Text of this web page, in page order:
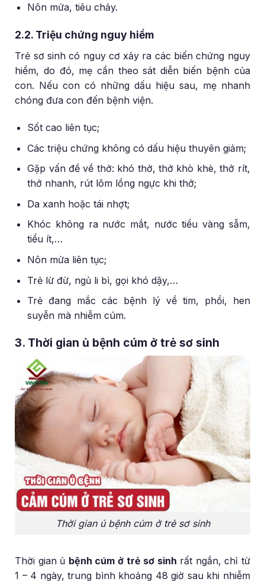
Nôn mửa, tiêu chảy.
2.2. Triệu chứng nguy hiểm
Trẻ sơ sinh có nguy cơ xảy ra các biến chứng nguy
hiểm, do đó, mẹ cần theo sát diễn biến bệnh của
con. Nếu con có những dấu hiệu sau, mẹ nhanh
chóng đưa con đến bệnh viện.
Sốt cao liên tục;
Các triệu chứng không có dấu hiệu thuyên giảm;
Gặp vấn đề về thở: khó thở, thở khò khè, thở rít,
thở nhanh, rút lõm lồng ngực khi thở;
Da xanh hoặc tái nhợt;
Khóc không ra nước mắt, nước tiểu vàng sẫm,
tiểu ít,…
Nôn mửa liên tục;
Trẻ lừ đừ, ngủ li bì, gọi khó dậy,…
Trẻ đang mắc các bệnh lý về tim, phổi, hen
suyễn mà nhiễm cúm.
3. Thời gian ủ bệnh cúm ở trẻ sơ sinh
Thời gian ủ bệnh cúm ở trẻ sơ sinh
Thời gian ủ bệnh cúm ở trẻ sơ sinh rất ngắn, chỉ từ
1 – 4 ngày, trung bình khoảng 48 giờ sau khi nhiễm